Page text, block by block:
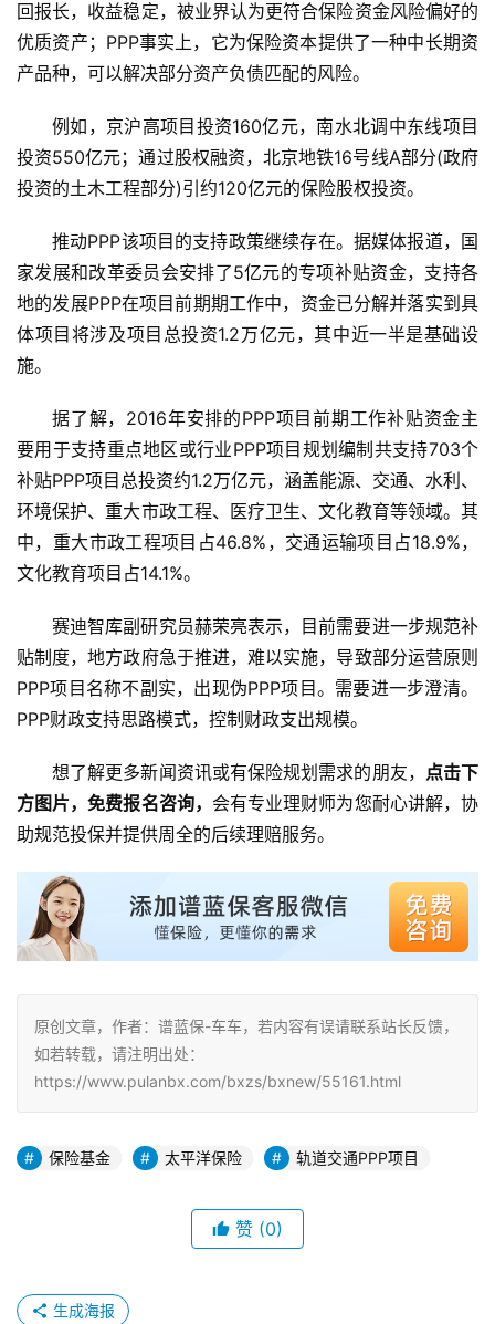
回报长，收益稳定，被业界认为更符合保险资金风险偏好的
优质资产；PPP事实上，它为保险资本提供了一种中长期资
产品种，可以解决部分资产负债匹配的风险。
例如，京沪高项目投资160亿元，南水北调中东线项目
投资550亿元；通过股权融资，北京地铁16号线A部分(政府
投资的土木工程部分)引约120亿元的保险股权投资。
推动PPP该项目的支持政策继续存在。据媒体报道，国
家发展和改革委员会安排了5亿元的专项补贴资金，支持各
地的发展PPP在项目前期期工作中，资金已分解并落实到具
体项目将涉及项目总投资1.2万亿元，其中近一半是基础设
施。
据了解，2016年安排的PPP项目前期工作补贴资金主
要用于支持重点地区或行业PPP项目规划编制共支持703个
补贴PPP项目总投资约1.2万亿元，涵盖能源、交通、水利、
环境保护、重大市政工程、医疗卫生、文化教育等领域。其
中，重大市政工程项目占46.8%，交通运输项目占18.9%，
文化教育项目占14.1%。
赛迪智库副研究员赫荣亮表示，目前需要进一步规范补
贴制度，地方政府急于推进，难以实施，导致部分运营原则
PPP项目名称不副实，出现伪PPP项目。需要进一步澄清。
PPP财政支持思路模式，控制财政支出规模。
想了解更多新闻资讯或有保险规划需求的朋友， 点击下
方图片，免费报名咨询， 会有专业理财师为您耐心讲解，协
助规范投保并提供周全的后续理赔服务。
原创文章，作者：谱蓝保-车车，若内容有误请联系站长反馈，
如若转载，请注明出处：
https://www.pulanbx.com/bxzs/bxnew/55161.html
保险基金 太平洋保险 轨道交通PPP项目
赞 (0)
生成海报